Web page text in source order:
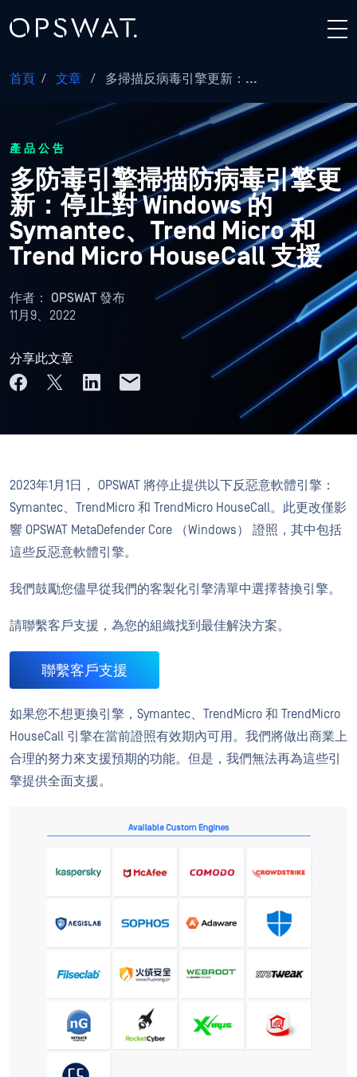
首頁 / 文章 / 多掃描反病毒引擎更新：...
產品公告
多防毒引擎掃描防病毒引擎更
新：停止對 Windows 的
Symantec、Trend Micro 和
Trend Micro HouseCall 支援
作者： OPSWAT 發布
11月9、2022
分享此文章
2023年1月1日， OPSWAT 將停止提供以下反惡意軟體引擎：
Symantec、TrendMicro 和 TrendMicro HouseCall。此更改僅影
響 OPSWAT MetaDefender Core （Windows） 證照，其中包括
這些反惡意軟體引擎。
我們鼓勵您儘早從我們的客製化引擎清單中選擇替換引擎。
請聯繫客戶支援，為您的組織找到最佳解決方案。
聯繫客戶支援
如果您不想更換引擎，Symantec、TrendMicro 和 TrendMicro
HouseCall 引擎在當前證照有效期內可用。我們將做出商業上
合理的努力來支援預期的功能。但是，我們無法再為這些引
擎提供全面支援。